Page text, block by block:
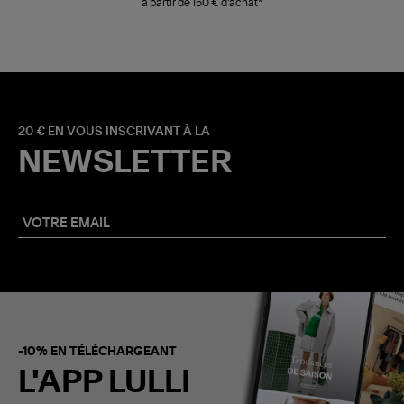
à partir de 150 € d'achat*
20 € EN VOUS INSCRIVANT À LA
NEWSLETTER
-10% EN TÉLÉCHARGEANT
L'APP LULLI